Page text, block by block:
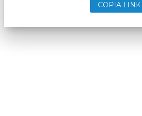
COPIA LINK